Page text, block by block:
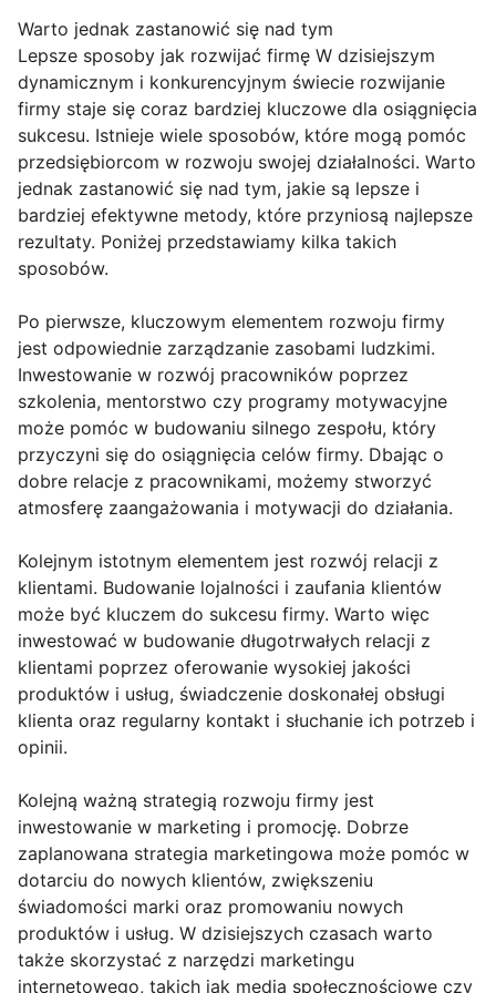
Warto jednak zastanowić się nad tym
Lepsze sposoby jak rozwijać firmę W dzisiejszym
dynamicznym i konkurencyjnym świecie rozwijanie
firmy staje się coraz bardziej kluczowe dla osiągnięcia
sukcesu. Istnieje wiele sposobów, które mogą pomóc
przedsiębiorcom w rozwoju swojej działalności. Warto
jednak zastanowić się nad tym, jakie są lepsze i
bardziej efektywne metody, które przyniosą najlepsze
rezultaty. Poniżej przedstawiamy kilka takich
sposobów.
Po pierwsze, kluczowym elementem rozwoju firmy
jest odpowiednie zarządzanie zasobami ludzkimi.
Inwestowanie w rozwój pracowników poprzez
szkolenia, mentorstwo czy programy motywacyjne
może pomóc w budowaniu silnego zespołu, który
przyczyni się do osiągnięcia celów firmy. Dbając o
dobre relacje z pracownikami, możemy stworzyć
atmosferę zaangażowania i motywacji do działania.
Kolejnym istotnym elementem jest rozwój relacji z
klientami. Budowanie lojalności i zaufania klientów
może być kluczem do sukcesu firmy. Warto więc
inwestować w budowanie długotrwałych relacji z
klientami poprzez oferowanie wysokiej jakości
produktów i usług, świadczenie doskonałej obsługi
klienta oraz regularny kontakt i słuchanie ich potrzeb i
opinii.
Kolejną ważną strategią rozwoju firmy jest
inwestowanie w marketing i promocję. Dobrze
zaplanowana strategia marketingowa może pomóc w
dotarciu do nowych klientów, zwiększeniu
świadomości marki oraz promowaniu nowych
produktów i usług. W dzisiejszych czasach warto
także skorzystać z narzędzi marketingu
internetowego, takich jak media społecznościowe czy